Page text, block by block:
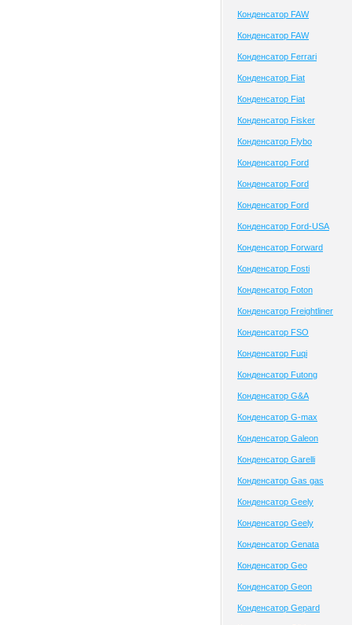
Конденсатор FAW
Конденсатор FAW
Конденсатор Ferrari
Конденсатор Fiat
Конденсатор Fiat
Конденсатор Fisker
Конденсатор Flybo
Конденсатор Ford
Конденсатор Ford
Конденсатор Ford
Конденсатор Ford-USA
Конденсатор Forward
Конденсатор Fosti
Конденсатор Foton
Конденсатор Freightliner
Конденсатор FSO
Конденсатор Fuqi
Конденсатор Futong
Конденсатор G&A
Конденсатор G-max
Конденсатор Galeon
Конденсатор Garelli
Конденсатор Gas gas
Конденсатор Geely
Конденсатор Geely
Конденсатор Genata
Конденсатор Geo
Конденсатор Geon
Конденсатор Gepard